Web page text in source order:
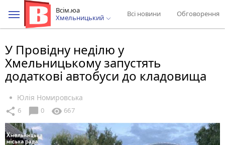
Всім.юа
Хмельницький
Всі новини Обговорення
У Провідну неділю у
Хмельницькому запустять
додаткові автобуси до кладовища
Юлія Номировська
share 6 chat_bubble 0 visibility 667